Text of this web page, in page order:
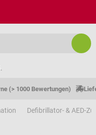
(> 1000 Bewertungen)
Defibrillator- & AED-